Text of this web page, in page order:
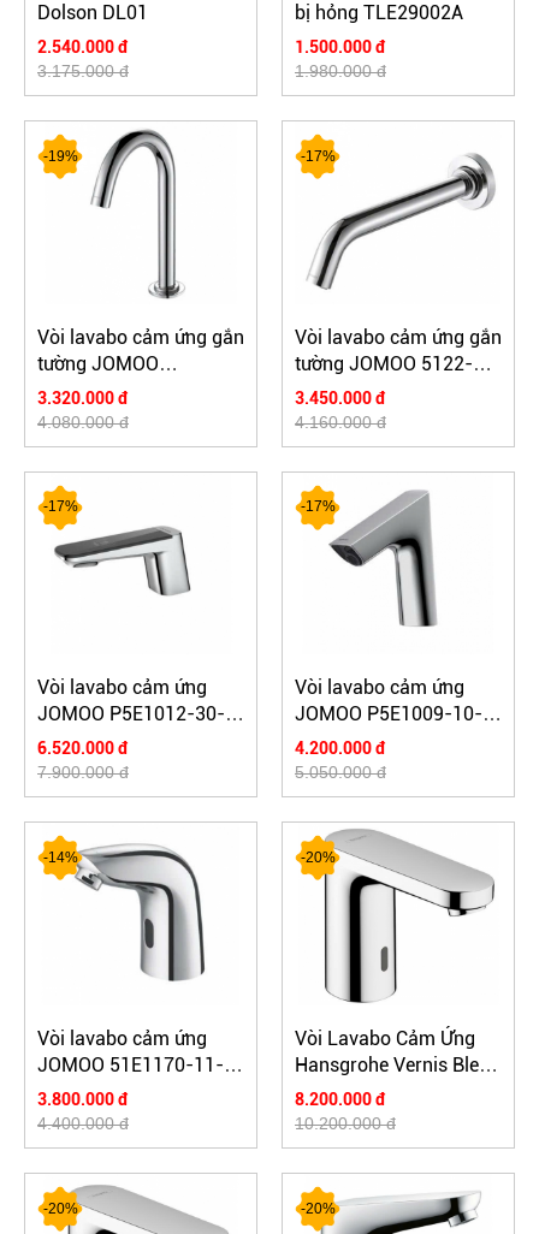
Dolson DL01
2.540.000 đ
3.175.000 đ
bị hỏng TLE29002A
1.500.000 đ
1.980.000 đ
-19%
Vòi lavabo cảm ứng gắn
tường JOMOO
P5E1011-10-CJM
3.320.000 đ
4.080.000 đ
-17%
Vòi lavabo cảm ứng gắn
tường JOMOO 5122-
1B1-3
3.450.000 đ
4.160.000 đ
-17%
Vòi lavabo cảm ứng
JOMOO P5E1012-30-
CJM
6.520.000 đ
7.900.000 đ
-17%
Vòi lavabo cảm ứng
JOMOO P5E1009-10-
CJM
4.200.000 đ
5.050.000 đ
-14%
Vòi lavabo cảm ứng
JOMOO 51E1170-11-
CJM4
3.800.000 đ
4.400.000 đ
-20%
Vòi Lavabo Cảm Ứng
Hansgrohe Vernis Blend
MS 71503007 - Lạnh
8.200.000 đ
10.200.000 đ
-20% -20%